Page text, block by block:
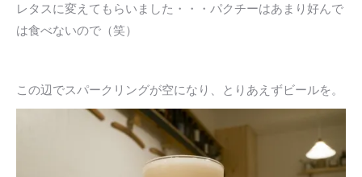
レタスに変えてもらいました・・・パクチーはあまり好んで
は食べないので（笑）
この辺でスパークリングが空になり、とりあえずビールを。